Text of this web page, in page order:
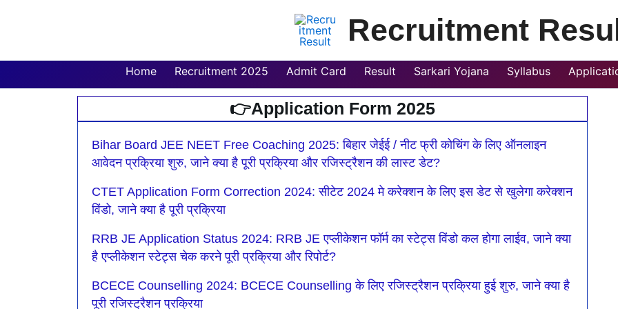
Recruitment
Home Recruitment 2025 Admit Card Result Sarkari Yojana Syllabus
👉Application Form 2025
Bihar Board JEE NEET Free Coaching 2025: बिहार जेईई / नीट फ्री कोचिंग के लिए ऑनलाइन
आवेदन प्रक्रिया शुरु, जाने क्या है पूरी प्रक्रिया और रजिस्ट्रैशन की लास्ट डेट?
CTET Application Form Correction 2024: सीटेट 2024 मे करेक्शन के लिए इस डेट से खुलेगा करेक्शन
विंडो, जाने क्या है पूरी प्रक्रिया
RRB JE Application Status 2024: RRB JE एप्लीकेशन फॉर्म का स्टेट्स विंडो कल होगा लाईव, जाने क्या
है एप्लीकेशन स्टेट्स चेक करने पूरी प्रक्रिया और रिपोर्ट?
BCECE Counselling 2024: BCECE Counselling के लिए रजिस्ट्रैशन प्रक्रिया हुई शुरु, जाने क्या है
पूरी रजिस्ट्रैशन प्रक्रिया
PagePagePage Page